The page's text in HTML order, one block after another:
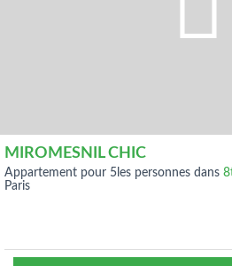
MIROMESNIL CHIC
appartement pour 5les personnes dans
Paris